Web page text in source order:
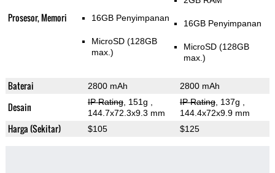
Prosesor, Memori 16GB Penyimpanan
MicroSD (128GB
max.)
16GB Penyimpanan
MicroSD (128GB
max.)
Baterai 2800 mAh 2800 mAh
Desain IP Rating, 151g
144.7x72.3x9.3 mm
IP Rating, 137g
144.4x72x9.9 mm
Harga (Sekitar) $105 $125